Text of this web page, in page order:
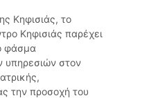
Κηφισιάς, το
Κηφισιάς παρέχει
φάσμα
στον
την προσοχή του